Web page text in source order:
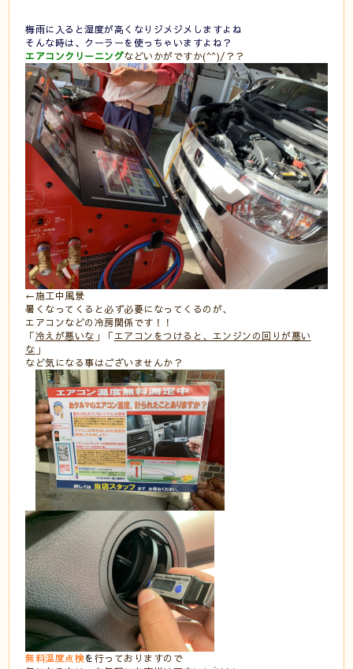
梅雨に入ると湿度が高くなりジメジメしますよね
そんな時は、クーラーを使っちゃいますよね？
エアコンクリーニングなどいかがですか(^^)/？？
←施工中風景
暑くなってくると必ず必要になってくるのが、
エアコンなどの冷房関係です！！
「冷えが悪いな 」「エアコンをつけると、エンジンの回りが悪い
な 」
など気になる事はございませんか？
無料温度点検を行っておりますので